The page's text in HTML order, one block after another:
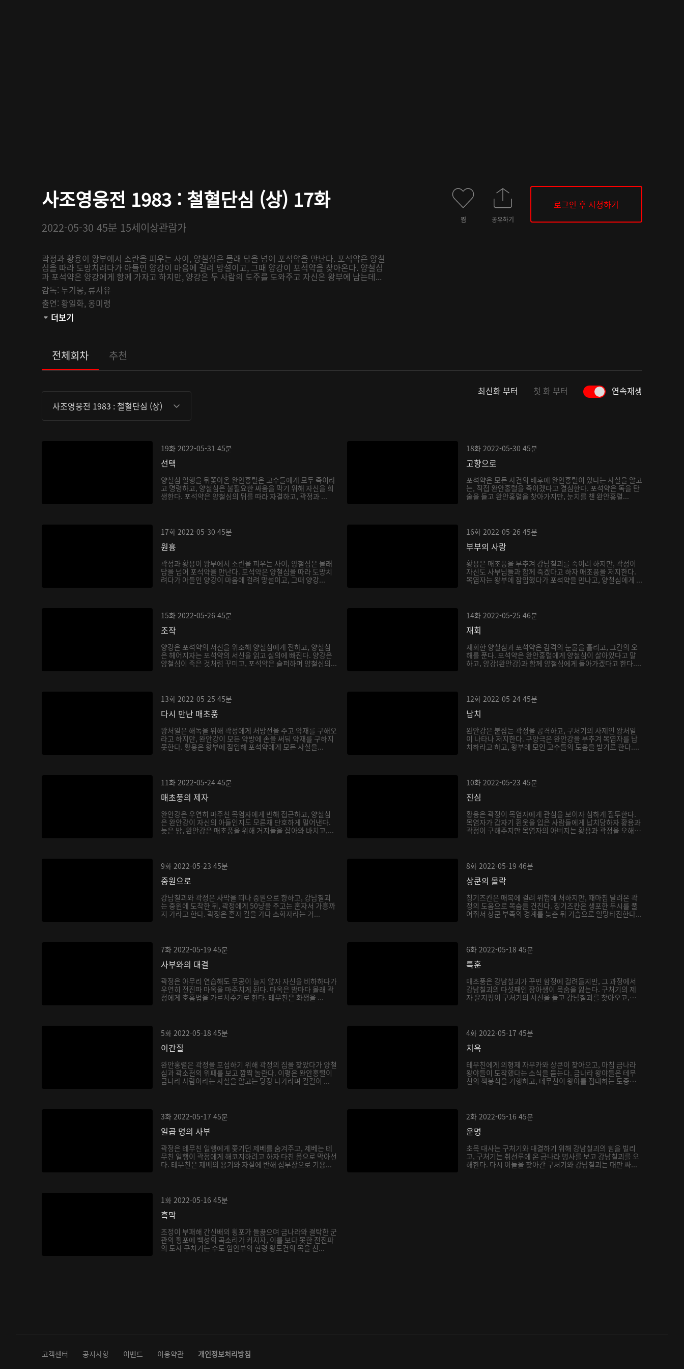
사조영웅전 1983 : 철혈단심 (상) 17화
2022-05-30 45분 15세이상관람가
곽정과 황용이 왕부에서 소란을 피우는 사이, 양철심은 몰래 담을 넘어 포석약을 만난다. 포석약은 양철
심을 따라 도망치려다가 아들인 양강이 마음에 걸려 망설이고, 그때 양강이 포석약을 찾아온다. 양철심
과 포석약은 양강에게 함께 가자고 하지만, 양강은 두 사람의 도주를 도와주고 자신은 왕부에 남는데...
감독: 두기봉, 류사유
출연: 황일화, 옹미령
관람등급:
더보기
찜 공유하기
로그인 후 시청하기
전체회차 추천
사조영웅전 1983 : 철혈단심 (상)
최신화 부터 첫 화 부터 연속재생
19화 2022-05-31 45분
선택
양철심 일행을 뒤쫓아온 완안홍렬은 고수들에게 모두 죽이라
고 명령하고, 양철심은 불필요한 싸움을 막기 위해 자신을 희
생한다. 포석약은 양철심의 뒤를 따라 자결하고, 곽정과 ...
18화 2022-05-30 45분
고향으로
포석약은 모든 사건의 배후에 완안홍렬이 있다는 사실을 알고
는, 직접 완안홍렬을 죽이겠다고 결심한다. 포석약은 독을 탄
술을 들고 완안홍렬을 찾아가지만, 눈치를 챈 완안홍렬...
17화 2022-05-30 45분
원흉
곽정과 황용이 왕부에서 소란을 피우는 사이, 양철심은 몰래
담을 넘어 포석약을 만난다. 포석약은 양철심을 따라 도망치
려다가 아들인 양강이 마음에 걸려 망설이고, 그때 양강...
16화 2022-05-26 45분
부부의 사랑
황용은 매초풍을 부추겨 강남칠괴를 죽이려 하지만, 곽정이
자신도 사부님들과 함께 죽겠다고 하자 매초풍을 저지한다.
목염자는 왕부에 잠입했다가 포석약을 만나고, 양철심에게 ...
15화 2022-05-26 45분
조작
양강은 포석약의 서신을 위조해 양철심에게 전하고, 양철심
은 헤어지자는 포석약의 서신을 읽고 실의에 빠진다. 양강은
양철심이 죽은 것처럼 꾸미고, 포석약은 슬퍼하며 양철심의...
14화 2022-05-25 46분
재회
재회한 양철심과 포석약은 감격의 눈물을 흘리고, 그간의 오
해를 푼다. 포석약은 완안홍렬에게 양철심이 살아있다고 말
하고, 양강(완안강)과 함께 양철심에게 돌아가겠다고 한다....
13화 2022-05-25 45분
다시 만난 매초풍
왕처일은 해독을 위해 곽정에게 처방전을 주고 약재를 구해오
라고 하지만, 완안강이 모든 약방에 손을 써둬 약재를 구하지
못한다. 황용은 왕부에 잠입해 포석약에게 모든 사실을...
12화 2022-05-24 45분
납치
완안강은 붙잡는 곽정을 공격하고, 구처기의 사제인 왕처일
이 나타나 저지한다. 구양극은 완안강을 부추겨 목염자를 납
치하라고 하고, 왕부에 모인 고수들의 도움을 받기로 한다....
11화 2022-05-24 45분
매초풍의 제자
완안강은 우연히 마주친 목염자에게 반해 접근하고, 양철심
은 완안강이 자신의 아들인지도 모른채 단호하게 밀어낸다.
늦은 밤, 완안강은 매초풍을 위해 거지들을 잡아와 바치고,...
10화 2022-05-23 45분
진심
황용은 곽정이 목염자에게 관심을 보이자 심하게 질투한다.
목염자가 갑자기 흰옷을 입은 사람들에게 납치당하자 황용과
곽정이 구해주지만 목염자의 아버지는 황용과 곽정을 오해
9화 2022-05-23 45분
중원으로
강남칠괴와 곽정은 사막을 떠나 중원으로 향하고, 강남칠괴
는 중원에 도착한 뒤, 곽정에게 50냥을 주고는 혼자서 가흥까
지 가라고 한다. 곽정은 혼자 길을 가다 소화자라는 거...
8화 2022-05-19 46분
상쿤의 몰락
칭기즈칸은 매복에 걸려 위험에 처하지만, 때마침 달려온 곽
정의 도움으로 목숨을 건진다. 칭기즈칸은 생포한 두시를 풀
어줘서 상쿤 부족의 경계를 늦춘 뒤 기습으로 일망타진한다...
7화 2022-05-19 45분
사부와의 대결
곽정은 아무리 연습해도 무공이 늘지 않자 자신을 비하하다가
우연히 전진파 마옥을 마주치게 된다. 마옥은 밤마다 몰래 곽
정에게 호흡법을 가르쳐주기로 한다. 테무친은 화쟁을 ...
6화 2022-05-18 45분
특훈
매초풍은 강남칠괴가 꾸민 함정에 걸려들지만, 그 과정에서
강남칠괴의 다섯째인 장아생이 목숨을 잃는다. 구처기의 제
자 윤지평이 구처기의 서신을 들고 강남칠괴를 찾아오고,
5화 2022-05-18 45분
이간질
완안홍렬은 곽정을 포섭하기 위해 곽정의 집을 찾았다가 양철
심과 곽소천의 위패를 보고 깜짝 놀란다. 이평은 완안홍렬이
금나라 사람이라는 사실을 알고는 당장 나가라며 길길이 ...
4화 2022-05-17 45분
치욕
테무친에게 의형제 자무카와 상쿤이 찾아오고, 마침 금나라
왕야들이 도착했다는 소식을 듣는다. 금나라 왕야들은 테무
친의 책봉식을 거행하고, 테무친이 왕야를 접대하는 도중
3화 2022-05-17 45분
일곱 명의 사부
곽정은 테무친 일행에게 쫓기던 제베를 숨겨주고, 제베는 테
무친 일행이 곽정에게 해코지하려고 하자 다친 몸으로 막아선
다. 테무친은 제베의 용기와 자질에 반해 십부장으로 기용...
2화 2022-05-16 45분
운명
초목 대사는 구처기와 대결하기 위해 강남칠괴의 힘을 빌리
고, 구처기는 취선루에 온 금나라 병사를 보고 강남칠괴를 오
해한다. 다시 이들을 찾아간 구처기와 강남칠괴는 대판 싸...
1화 2022-05-16 45분
흑막
조정이 부패해 간신배의 횡포가 들끓으며 금나라와 결탁한 군
관의 횡포에 백성의 곡소리가 커지자, 이를 보다 못한 전진파
의 도사 구처기는 수도 임안부의 현령 왕도건의 목을 친...
고객센터 공지사항 이벤트 이용약관 개인정보처리방침